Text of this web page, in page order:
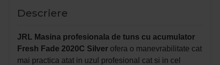
Descriere
JRL Masina profesionala de tuns cu acumulator
Fresh Fade 2020C Silver ofera o manevrabilitate cat
mai practica atat in uzul profesional cat si in cel